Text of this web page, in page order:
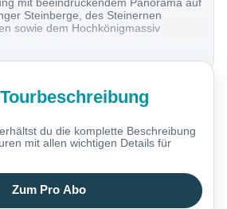
Steinberge, des Steinernen
sowie dem Hochkönigmassiv
du die komplette Beschreibung
mit allen wichtigen Details für
Zum Pro Abo